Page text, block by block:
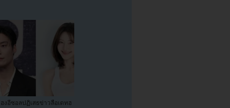
ฮงอีซอลปฏิเสธข่าวลือเดทฮ